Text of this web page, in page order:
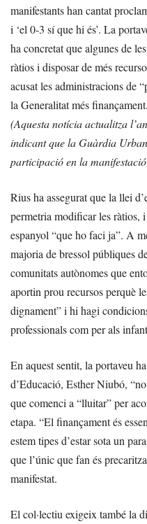
manifestants han cantat
i ‘el 0-3 sí que hi és’. La
ha concretat que algunes de
ràtios i disposar de més
acusat les administracions de
la Generalitat més finançament.
(Aquesta notícia actualitza
indicant que la Guàrdia
participació en la
Rius ha assegurat que la llei
permetria modificar les ràtios,
espanyol “que ho faci ja”. A
majoria de bressol públiques
comunitats autònomes que
aportin prou recursos perquè
dignament” i hi hagi
professionals com per als
En aquest sentit, la portaveu
d’Educació, Esther Niubó,
que comenci a “lluitar” per
etapa. “El finançament és
estem tipes d’estar sota un
que l’únic que fan és
manifestat.
El col·lectiu exigeix també la